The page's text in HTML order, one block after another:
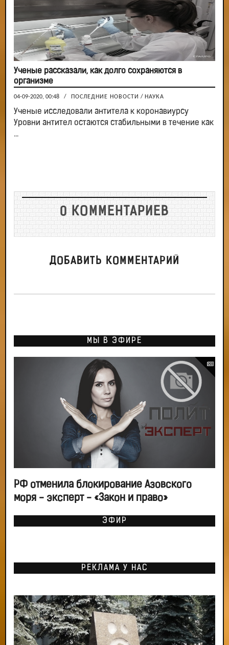
Ученые рассказали, как долго сохраняются в
организме
04-09-2020, 00:48 / ПОСЛЕДНИЕ НОВОСТИ / НАУКА
Ученые исследовали антитела к коронавиурсу
Уровни антител остаются стабильными в течение как
...
0 КОММЕНТАРИЕВ
ДОБАВИТЬ КОММЕНТАРИЙ
МЫ В ЭФИРЕ
РФ отменила блокирование Азовского
моря - эксперт - «Закон и право»
ЭФИР
РЕКЛАМА У НАС